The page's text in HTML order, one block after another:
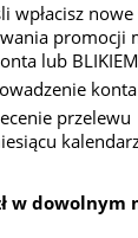
wpłacisz
promocji
lub BLIKIEM
konta
przelewu
w dowolnym